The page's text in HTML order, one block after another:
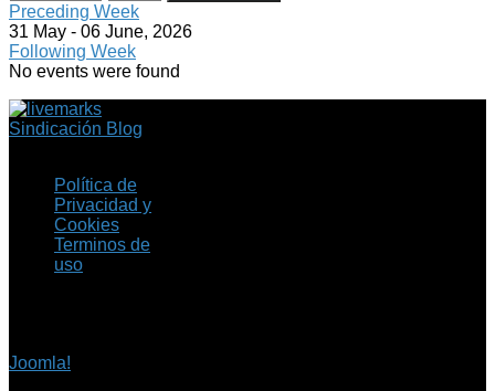
Preceding Week
31 May - 06 June, 2026
Following Week
No events were found
Sindicación Blog
Política de
Privacidad y
Cookies
Terminos de
uso
Joomla!